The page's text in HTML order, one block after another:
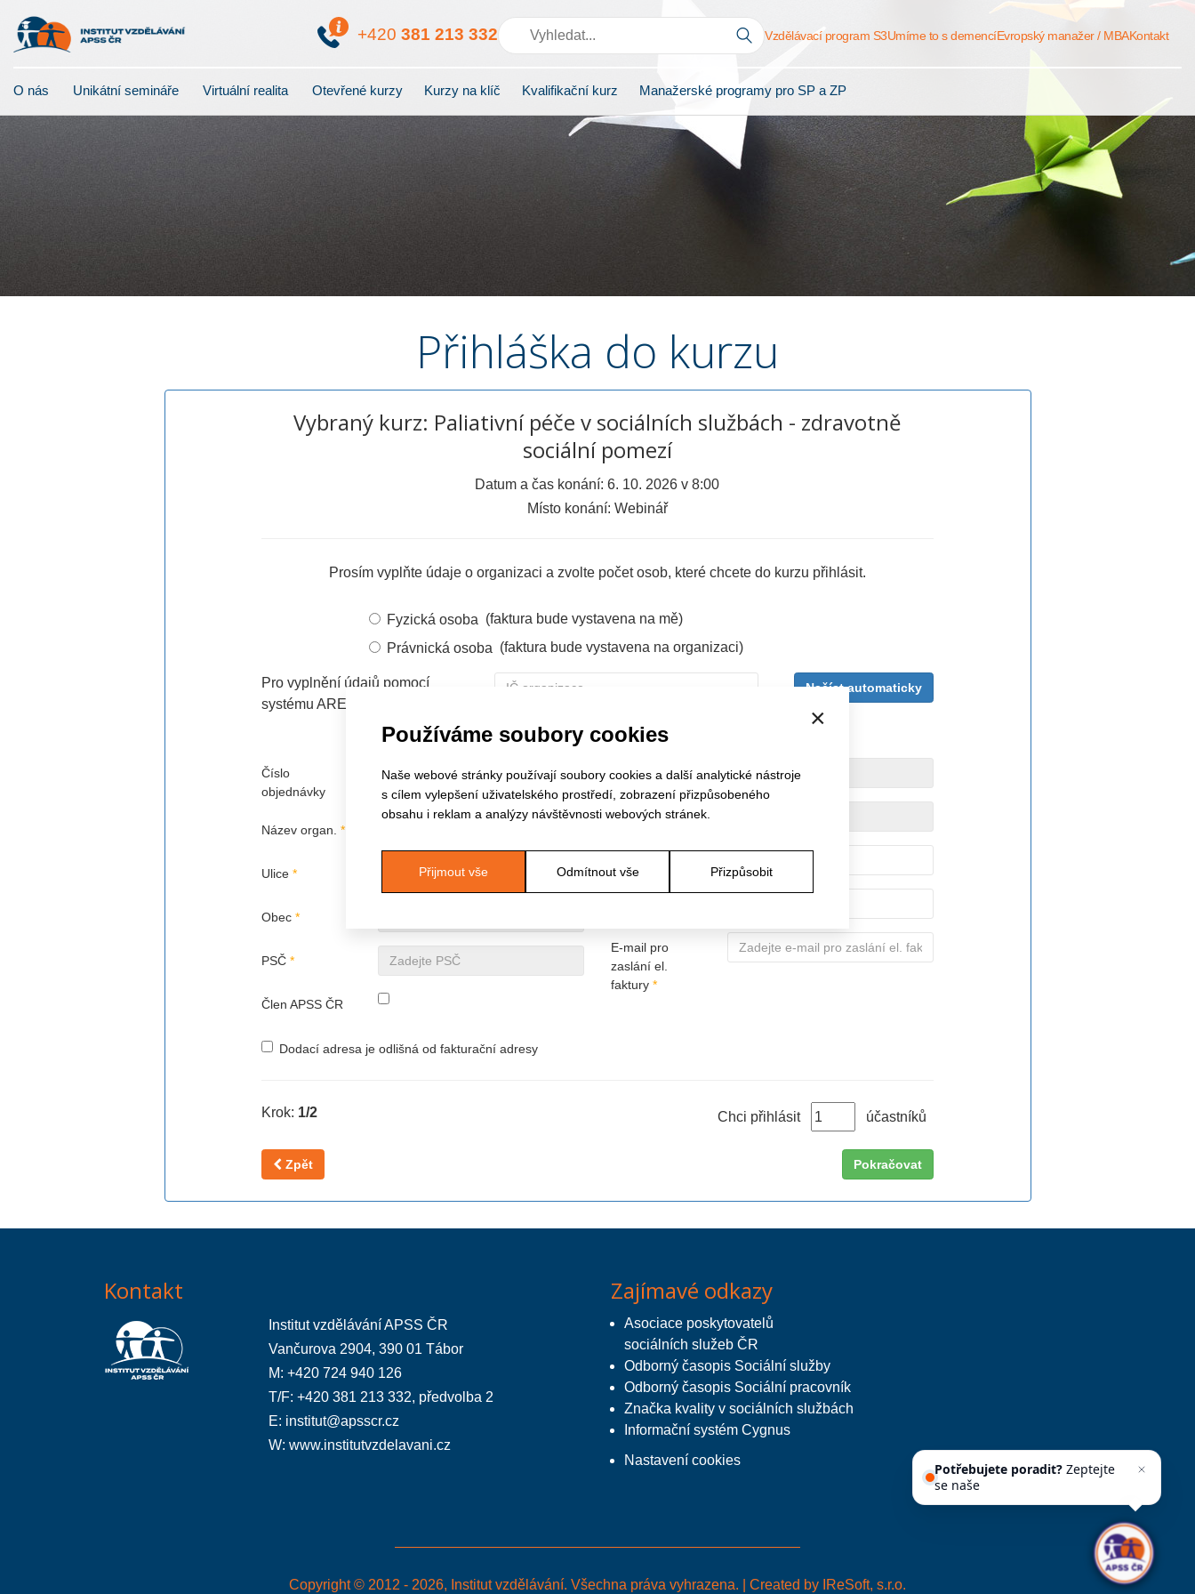
×
Používáme soubory cookies
Naše webové stránky používají soubory cookies a další analytické nástroje
s cílem vylepšení uživatelského prostředí, zobrazení přizpůsobeného
obsahu i reklam a analýzy návštěvnosti webových stránek.
Přijmout vše Odmítnout vše Přizpůsobit
+420 381 213 332 Vzdělávací program S3Umíme to s demencíEvropský manažer / MBAKontakt
O nás Unikátní semináře Virtuální realita Otevřené kurzy Kurzy na klíč Kvalifikační kurz Manažerské programy pro SP a ZP
Přihláška do kurzu
Vybraný kurz: Paliativní péče v sociálních službách - zdravotně
sociální pomezí
Datum a čas konání: 6. 10. 2026 v 8:00
Místo konání: Webinář
Prosím vyplňte údaje o organizaci a zvolte počet osob, které chcete do kurzu přihlásit.
Fyzická osoba (faktura bude vystavena na mě)
Právnická osoba (faktura bude vystavena na organizaci)
Pro vyplnění údajů pomocí
systému ARES zadejte vaše IČ
Načíst automaticky
Číslo
objednávky
Název organ. *
Ulice*
Obec*
PSČ*
Člen APSS ČR
IČ*
DIČ
E-mail pro
zaslání el.
faktury *
Dodací adresa je odlišná od fakturační adresy
Krok: 1/2 Chci přihlásit účastníků
Zpět
Kontakt
Institut vzdělávání APSS ČR
Vančurova 2904, 390 01 Tábor
M: +420 724 940 126
T/F: +420 381 213 332, předvolba 2
E: institut@apsscr.cz
W: www.institutvzdelavani.cz
Zajímavé odkazy
Asociace poskytovatelů
sociálních služeb ČR
Odborný časopis Sociální služby
Odborný časopis Sociální pracovník
Značka kvality v sociálních službách
Informační systém Cygnus
Nastavení cookies
Copyright © 2012 - 2026, Institut vzdělávání. Všechna práva vyhrazena. | Created by IReSoft, s.r.o.
Potřebujete poradit? Zeptejte
se našeho asistenta